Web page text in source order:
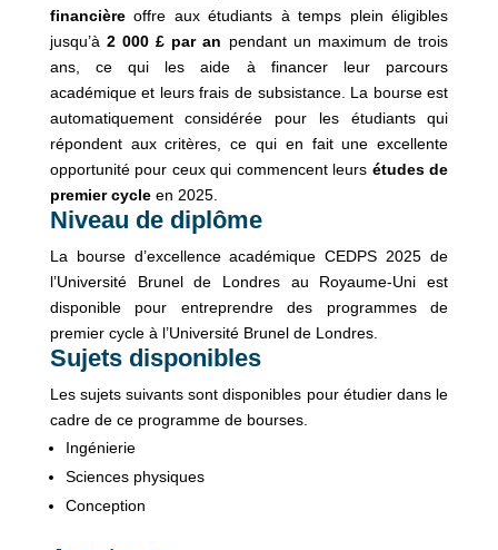
financièreoffre aux étudiants à temps plein éligibles
jusqu’à 2 000 £ par an pendant un maximum de trois
ans, ce qui les aide à financer leur parcours
académique et leurs frais de subsistance. La bourse est
automatiquement considérée pour les étudiants qui
répondent aux critères, ce qui en fait une excellente
opportunité pour ceux qui commencent leurs études de
premier cycleen 2025.
Niveau de diplôme
La bourse d’excellence académique CEDPS 2025 de
l’Université Brunel de Londres au Royaume-Uni est
disponible pour entreprendre des programmes de
premier cycle à l’Université Brunel de Londres.
Sujets disponibles
Les sujets suivants sont disponibles pour étudier dans le
cadre de ce programme de bourses.
Ingénierie
Sciences physiques
Conception